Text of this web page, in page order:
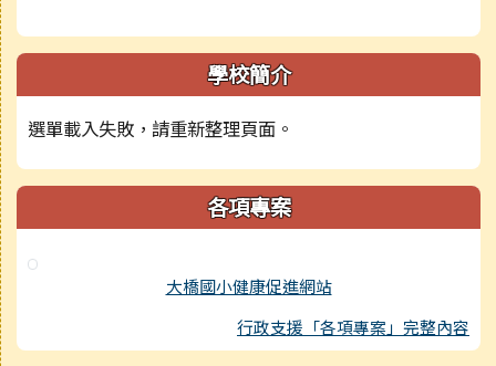
學校簡介
選單載入失敗，請重新整理頁面。
各項專案
大橋國小健康促進網站
行政支援「各項專案」完整內容